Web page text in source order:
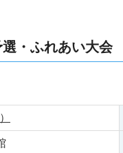
選・ふれあい大会